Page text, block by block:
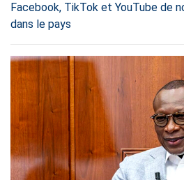
Facebook, TikTok et YouTube de
dans le pays